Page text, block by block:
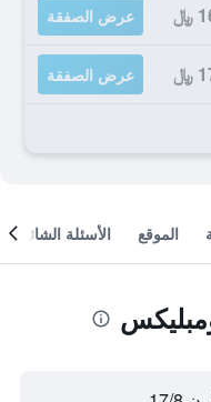
﷼ عرض الصفقة
﷼ عرض الصفقة
الموقع الأسئلة الشائعة